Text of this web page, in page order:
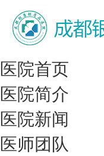
医院首页
医院简介
医院新闻
医师团队